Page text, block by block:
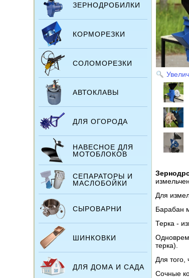
ЗЕРНОДРОБИЛКИ
КОРМОРЕЗКИ
СОЛОМОРЕЗКИ
АВТОКЛАВЫ
ДЛЯ ОГОРОДА
НАВЕСНОЕ ДЛЯ
МОТОБЛОКОВ
СЕПАРАТОРЫ И
МАСЛОБОЙКИ
СЫРОВАРНИ
ШИНКОВКИ
ДЛЯ ДОМА И САДА
Для
Барабан
Терка -
терка).
Для того,
Сочные